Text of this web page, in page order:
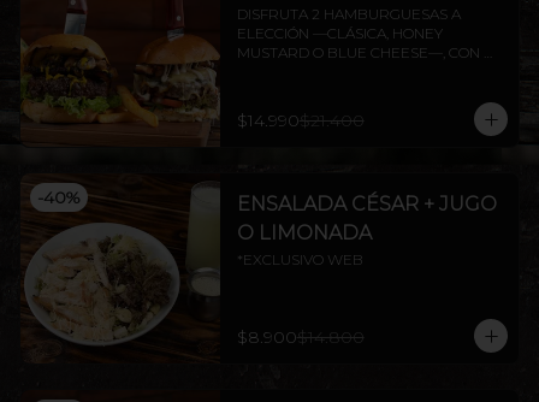
DISFRUTA 2 HAMBURGUESAS A
ELECCIÓN —CLÁSICA, HONEY
MUSTARD O BLUE CHEESE—, CON
$14.990$21.400
-40%
ENSALADA CÉSAR + JUGO
O LIMONADA
*EXCLUSIVO WEB
$8.900$14.800